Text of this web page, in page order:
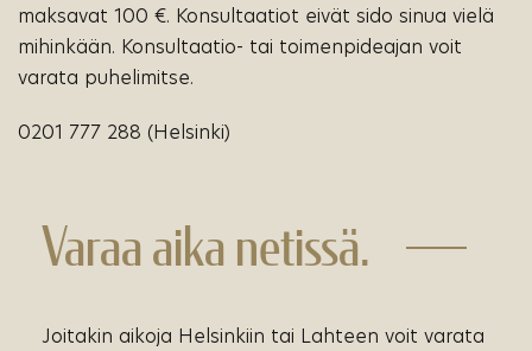
maksavat 100 €. Konsultaatiot eivät sido sinua vielä
mihinkään. Konsultaatio- tai toimenpideajan voit
varata puhelimitse.
0201 777 288 (Helsinki)
Varaa aika netissä.
Joitakin aikoja Helsinkiin tai Lahteen voit varata